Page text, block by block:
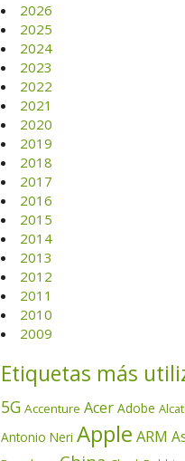
2026
2025
2024
2023
2022
2021
2020
2019
2018
2017
2016
2015
2014
2013
2012
2011
2010
2009
Etiquetas más
5G Accenture Acer Adobe
Antonio Neri Apple ARM